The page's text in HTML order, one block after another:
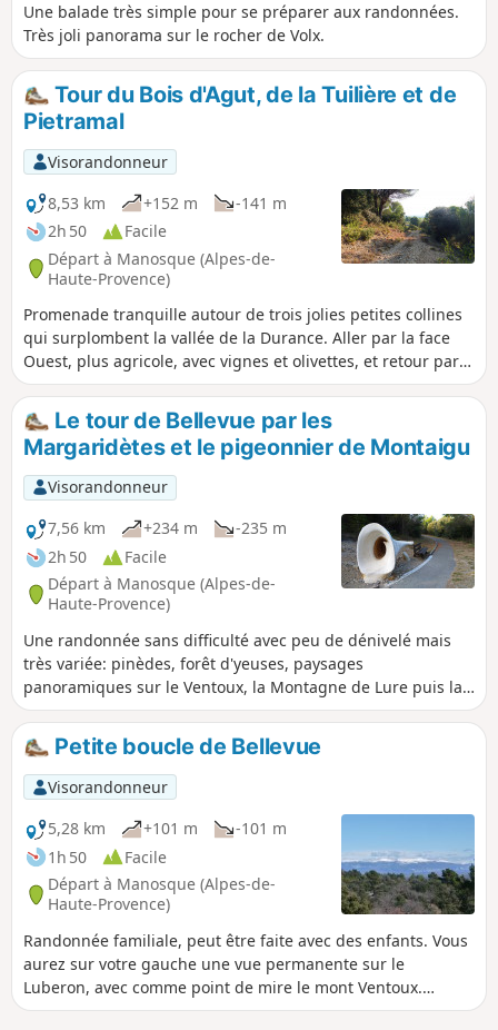
Une balade très simple pour se préparer aux randonnées.
Très joli panorama sur le rocher de Volx.
Tour du Bois d'Agut, de la Tuilière et de
Pietramal
Visorandonneur
8,53 km
+152 m
-141 m
2h 50
Facile
Départ à Manosque (Alpes-de-
Haute-Provence)
Promenade tranquille autour de trois jolies petites collines
qui surplombent la vallée de la Durance. Aller par la face
Ouest, plus agricole, avec vignes et olivettes, et retour par
l'Est en suivant le canal d'arrosage ombragé.
Le tour de Bellevue par les
Margaridètes et le pigeonnier de Montaigu
Visorandonneur
7,56 km
+234 m
-235 m
2h 50
Facile
Départ à Manosque (Alpes-de-
Haute-Provence)
Une randonnée sans difficulté avec peu de dénivelé mais
très variée: pinèdes, forêt d'yeuses, paysages
panoramiques sur le Ventoux, la Montagne de Lure puis la
Vallée de la Durance. Ruines, pigeonnier de Montaigu et
arts modernes à l'arrivée.
Petite boucle de Bellevue
Visorandonneur
5,28 km
+101 m
-101 m
1h 50
Facile
Départ à Manosque (Alpes-de-
Haute-Provence)
Randonnée familiale, peut être faite avec des enfants. Vous
aurez sur votre gauche une vue permanente sur le
Luberon, avec comme point de mire le mont Ventoux.
Ensuite, vous voyez la Montagne de Lure. Sur le retour de la